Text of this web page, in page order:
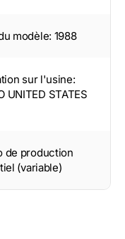
modèle: 1988
sur l'usine:
UNITED STATES
de production
(variable)